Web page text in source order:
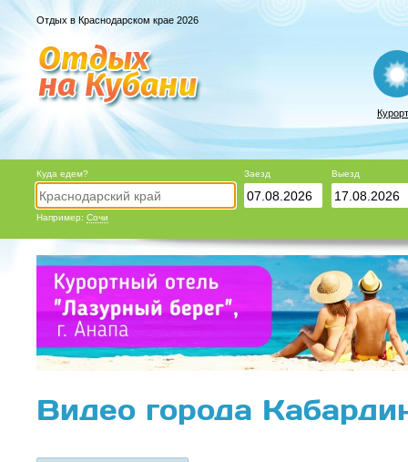
Отдых в Краснодарском крае 2026
Куда едем?
Например: Сочи
Заезд Выезд
Видео города